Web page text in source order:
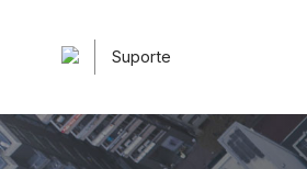
Suporte